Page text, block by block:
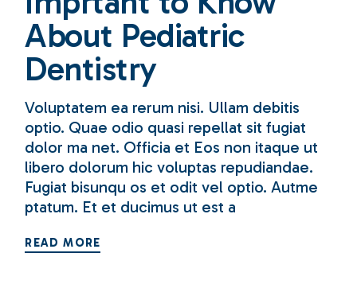
About Pediatric
Dentistry
Voluptatem ea rerum nisi. Ullam debitis
optio. Quae odio quasi repellat sit fugiat
dolor ma net. Officia et Eos non itaque ut
libero dolorum hic voluptas repudiandae.
Fugiat bisunqu os et odit vel optio. Autme
ptatum. Et et ducimus ut est a
READ MORE